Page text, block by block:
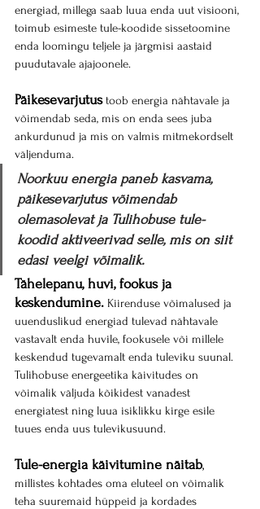
energiad, millega saab luua enda uut visiooni,
toimub esimeste tule-koodide sissetoomine
enda loomingu teljele ja järgmisi aastaid
puudutavale ajajoonele.
Päikesevarjutus toob energia nähtavale ja
võimendab seda, mis on enda sees juba
ankurdunud ja mis on valmis mitmekordselt
väljenduma.
Noorkuu energia paneb kasvama,
päikesevarjutus võimendab
olemasolevat ja Tulihobuse tule-
koodid aktiveerivad selle, mis on siit
edasi veelgi võimalik.
Tähelepanu, huvi, fookus ja
keskendumine. Kiirenduse võimalused ja
uuenduslikud energiad tulevad nähtavale
vastavalt enda huvile, fookusele või millele
keskendud tugevamalt enda tuleviku suunal.
Tulihobuse energeetika käivitudes on
võimalik väljuda kõikidest vanadest
energiatest ning luua isiklikku kirge esile
tuues enda uus tulevikusuund.
Tule-energia käivitumine näitab,
millistes kohtades oma eluteel on võimalik
teha suuremaid hüppeid ja kordades